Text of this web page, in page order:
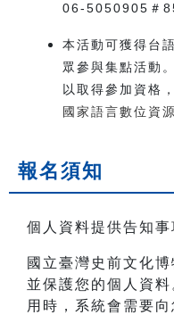
06-5050905＃
本活動可獲得台
眾參與集點活動
以取得參加資格
國家語言數位資
報名須知
個人資料提供告知
國立臺灣史前文化
並保護您的個人資
用時，系統會需要